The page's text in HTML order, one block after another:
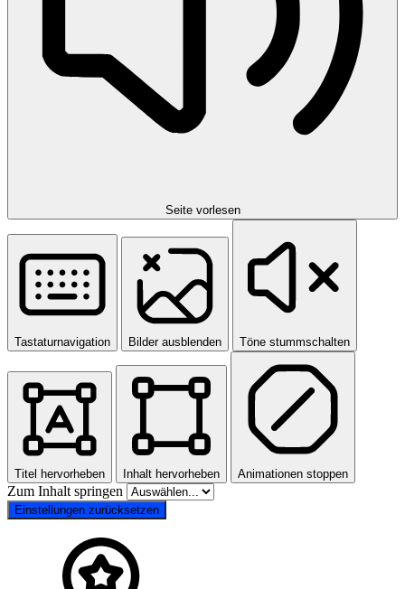
Seite vorlesen
Tastaturnavigation Bilder ausblenden Töne stummschalten
Titel hervorheben Inhalt hervorheben Animationen stoppen
Zum Inhalt springen
Einstellungen zurücksetzen